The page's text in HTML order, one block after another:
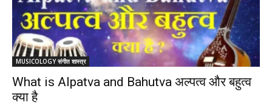
MUSICOLOGY संगीत शास्त्र
What is Alpatva and Bahutva अल्पत्व और बहुत्व
क्या है